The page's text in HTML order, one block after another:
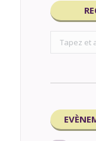
Search: